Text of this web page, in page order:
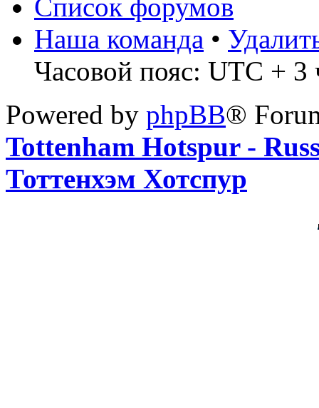
Список форумов
Наша команда •
Часовой пояс: UTC + 3
Powered by phpBB®
Tottenham Hotspur -
Тоттенхэм Хотспур